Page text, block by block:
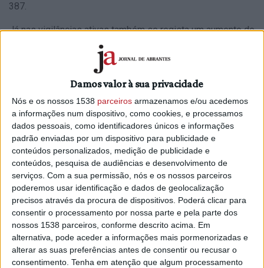
Damos valor à sua privacidade
Nós e os nossos 1538 parceiros armazenamos e/ou acedemos
a informações num dispositivo, como cookies, e processamos
dados pessoais, como identificadores únicos e informações
padrão enviadas por um dispositivo para publicidade e
conteúdos personalizados, medição de publicidade e
conteúdos, pesquisa de audiências e desenvolvimento de
serviços. Com a sua permissão, nós e os nossos parceiros
poderemos usar identificação e dados de geolocalização
precisos através da procura de dispositivos. Poderá clicar para
consentir o processamento por nossa parte e pela parte dos
nossos 1538 parceiros, conforme descrito acima. Em
alternativa, pode aceder a informações mais pormenorizadas e
alterar as suas preferências antes de consentir ou recusar o
consentimento. Tenha em atenção que algum processamento
387.
Já nas vigilâncias ativas também se regista um aumento de
25 pessoas que devem ficar em isolamento profilático:
Abrantes (77), Alcanena (27), Constância (0), Entroncamento
(23), Ferreira do Zêzere (14), Mação (3), Ourém (47),
Sardoal (5), Tomar (72), Torres Novas (95) e Vila Nova da
Barquinha (24).
E estes são os gráficos da pandemia na região num
trabalho de António Onofre para a Antena Livre.
ABRANTES